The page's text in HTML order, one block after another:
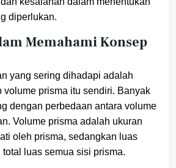
diperlukan.
Memahami Konsep
yang sering dihadapi adalah
volume prisma itu sendiri. Banyak
dengan perbedaan antara volume
Volume prisma adalah ukuran
oleh prisma, sedangkan luas
luas semua sisi prisma.